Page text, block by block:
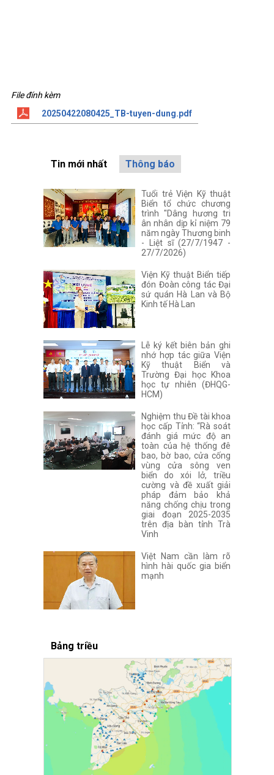
File đính kèm
20250422080425_TB-tuyen-dung.pdf
Tin mới nhất Thông báo
Tuổi trẻ Viện Kỹ thuật
Biển tổ chức chương
trình "Dâng hương tri
ân nhân dịp kỉ niệm 79
năm ngày Thương binh
- Liệt sĩ (27/7/1947 -
27/7/2026)
Viện Kỹ thuật Biển tiếp
đón Đoàn công tác Đại
sứ quán Hà Lan và Bộ
Kinh tế Hà Lan
Lễ ký kết biên bản ghi
nhớ hợp tác giữa Viện
Kỹ thuật Biển và
Trường Đại học Khoa
học tự nhiên (ĐHQG-
HCM)
Nghiệm thu Đề tài khoa
học cấp Tỉnh: “Rà soát
đánh giá mức độ an
toàn của hệ thống đê
bao, bờ bao, cửa cống
vùng cửa sông ven
biển do xói lở, triều
cường và đề xuất giải
pháp đảm bảo khả
năng chống chịu trong
giai đoạn 2025-2035
trên địa bàn tỉnh Trà
Vinh
Việt Nam cần làm rõ
hình hài quốc gia biển
mạnh
Bảng triều